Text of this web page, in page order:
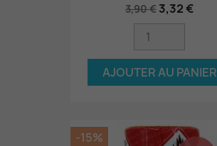
3,90 € 3,32 €
AJOUTER AU PANIER
-15%